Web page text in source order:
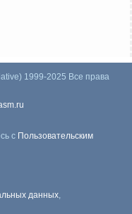
1999-2025 Все права
с Пользовательским
данных,